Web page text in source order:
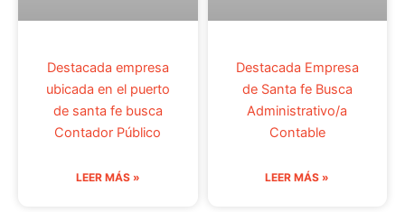
Destacada empresa
ubicada en el puerto
de santa fe busca
Contador Público
LEER MÁS »
Destacada Empresa
de Santa fe Busca
Administrativo/a
Contable
LEER MÁS »